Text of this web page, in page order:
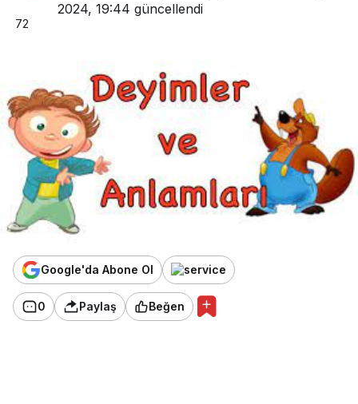
2024, 19:44 güncellendi
72
Google'da Abone Ol
0 Paylaş Beğen